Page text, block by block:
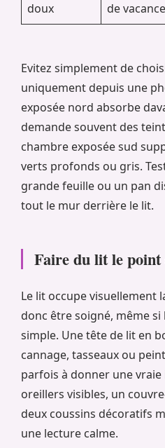
doux
de
Evitez simplement de
uniquement depuis une
exposée nord absorbe
demande souvent des
chambre exposée sud
verts profonds ou gris.
grande feuille ou un pan
tout le mur derrière le lit.
Faire du lit le
Le lit occupe visuellement
donc être soigné, même
simple. Une tête de lit en
cannage, tasseaux ou
parfois à donner une
oreillers visibles, un
deux coussins décoratifs
une lecture calme.